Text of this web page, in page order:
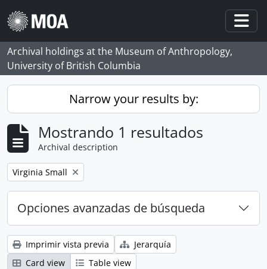
Skip to main content
Archival holdings at the Museum of Anthropology,
University of British Columbia
Narrow your results by:
Mostrando 1 resultados
Archival description
Remove filter:
Virginia Small
Opciones avanzadas de búsqueda
Imprimir vista previa
Jerarquía
Card view
Table view